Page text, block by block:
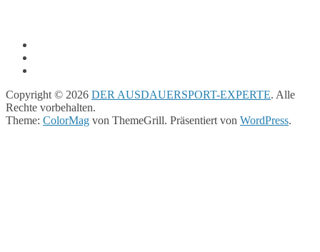
Copyright © 2026 DER AUSDAUERSPORT-EXPERTE. Alle
Rechte vorbehalten.
Theme: ColorMag von ThemeGrill. Präsentiert von WordPress.